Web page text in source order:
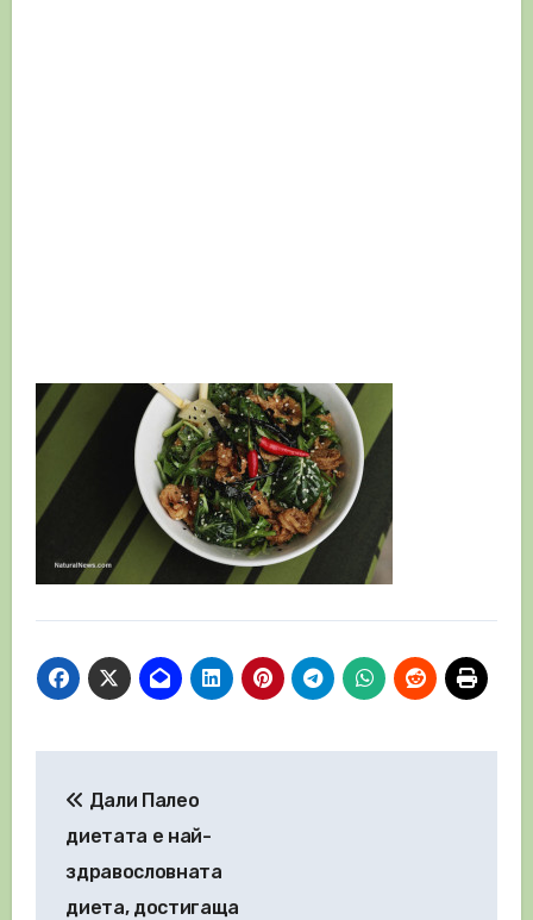
Дали Палео
диетата е най-
здравословната
диета, достигаща